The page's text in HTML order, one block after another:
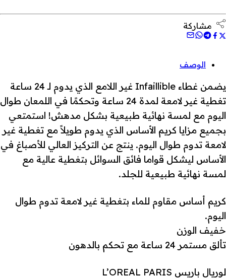
مشاركة
الوصف
يضمن غطاء Infaillible غير اللامع الذي يدوم لـ 24 ساعة
تغطية غير لامعة لمدة 24 ساعة وتحكمًا في اللمعان طوال
اليوم مع لمسة نهائية طبيعية بشكل مدهش! استمتعي
بجميع مزايا كريم الأساس الذي يدوم طويلاً مع تغطية غير
لامعة تدوم طوال اليوم. ينتج عن التركيز العالي للأصباغ في
الأساس ليشكل قواما فائق السوائل بتغطية عالية مع
لمسة نهائية طبيعية للجلد.
كريم أساس مقاوم للماء بتغطية غير لامعة تدوم طوال
اليوم.
خفيف الوزن
تألق مستمر 24 ساعة مع تحكم بالدهون
لوريال باريس L’OREAL PARIS